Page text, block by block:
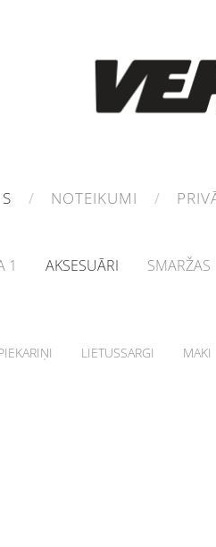
NOTEIKUMI
1 AKSESUĀRI SMARŽAS
LIETUSSARGI MAKI